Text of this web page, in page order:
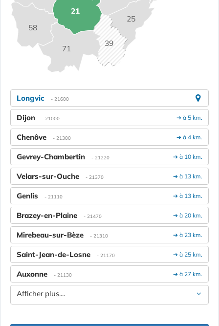
21
25
39
58
71
Longvic - 21600
➔ à 5 km.
Dijon - 21000
➔ à 4 km.
Chenôve - 21300
➔ à 10 km.
Gevrey-Chambertin - 21220
➔ à 13 km.
Velars-sur-Ouche - 21370
➔ à 13 km.
Genlis - 21110
➔ à 20 km.
Brazey-en-Plaine - 21470
➔ à 23 km.
Mirebeau-sur-Bèze - 21310
➔ à 25 km.
Saint-Jean-de-Losne - 21170
➔ à 27 km.
Auxonne - 21130
Afficher plus....